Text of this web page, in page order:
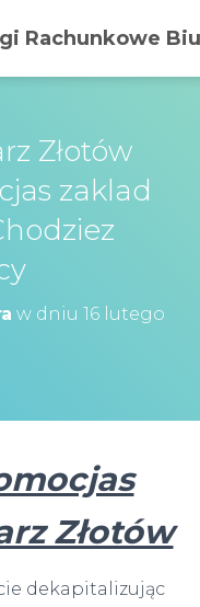
Rachunkowe
Złotów
zaklad
w dniu 16 lutego
Złotów
dekapitalizując